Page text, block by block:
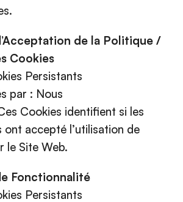
de la Politique /
Cookies
Persistants
par : Nous
Cookies identifient si les
ont accepté l’utilisation de
le Site Web.
Fonctionnalité
Persistants